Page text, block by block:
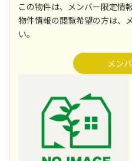
この物件は、メンバー限定情
物件情報の閲覧希望の方は、
い。
メン